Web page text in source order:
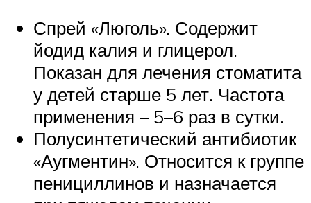
Спрей «Люголь». Содержит
йодид калия и глицерол.
Показан для лечения стоматита
у детей старше 5 лет. Частота
применения – 5–6 раз в сутки.
Полусинтетический антибиотик
«Аугментин». Относится к группе
пенициллинов и назначается